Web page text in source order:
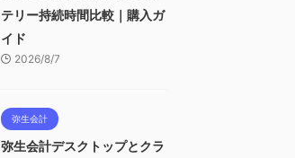
テリー持続時間比較｜購入ガ
イド
2026/8/7
弥生会計
弥生会計デスクトップとクラ